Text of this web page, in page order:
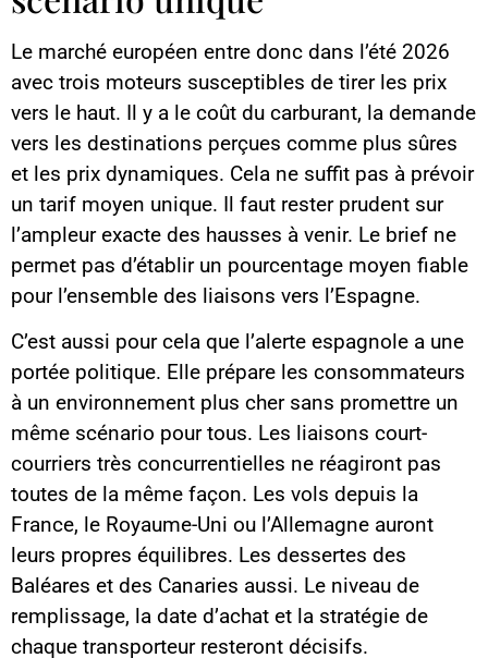
Le marché européen entre donc dans l’été 2026
avec trois moteurs susceptibles de tirer les prix
vers le haut. Il y a le coût du carburant, la demande
vers les destinations perçues comme plus sûres
et les prix dynamiques. Cela ne suffit pas à prévoir
un tarif moyen unique. Il faut rester prudent sur
l’ampleur exacte des hausses à venir. Le brief ne
permet pas d’établir un pourcentage moyen fiable
pour l’ensemble des liaisons vers l’Espagne.
C’est aussi pour cela que l’alerte espagnole a une
portée politique. Elle prépare les consommateurs
à un environnement plus cher sans promettre un
même scénario pour tous. Les liaisons court-
courriers très concurrentielles ne réagiront pas
toutes de la même façon. Les vols depuis la
France, le Royaume-Uni ou l’Allemagne auront
leurs propres équilibres. Les dessertes des
Baléares et des Canaries aussi. Le niveau de
remplissage, la date d’achat et la stratégie de
chaque transporteur resteront décisifs.